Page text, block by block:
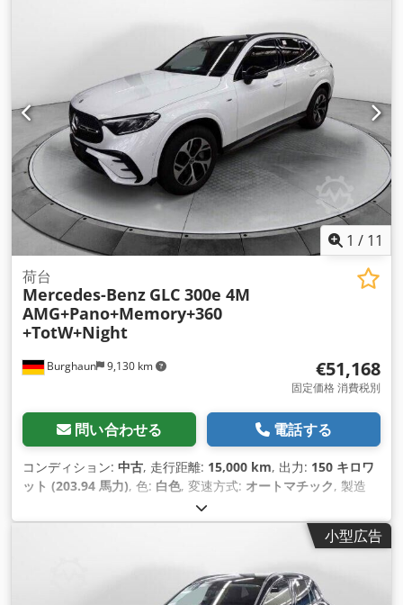
400 mm, 装備:ABS（アンチロック・ブレ
ーキ・システム）, すすフィルター, エアコン, エアバッグ, キャ
ビン, クルーズコントロール, トラクションコントロール, トレ
ーラー連結装置, パワーステアリング, フォグランプ, 車載コン
ピュータ, 電子安定制御プログラム (ESP),
1 / 11
Burghaun 9,130 km
荷台
Mercedes-Benz GLC 300e 4M
AMG+Pano+Memory+360
+TotW+Night
€51,168
固定価格 消費税別
問い合わせる 電話する
コンディション: 中古, 走行距離: 15,000 km, 出力: 150 キロワ
ット (203.94 馬力), 色: 白色, 変速方式: オートマチック, 製造
ABS（アンチロック・ブレーキ・システム）,
エアバッグ, シートヒーター, セントラルロック, パワーステア
小型広告